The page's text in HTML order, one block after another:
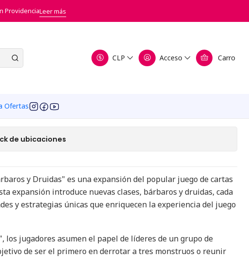
CLP Acceso Carro
Ofertas
ProvidenciaLeer más
y Druidas
- Bárbaros y Druidas
la lista de favoritos
de ubicaciones
y Druidas" es una expansión del popular juego de cartas
expansión introduce nuevas clases, bárbaros y druidas, cada
y estrategias únicas que enriquecen la experiencia del juego
los jugadores asumen el papel de líderes de un grupo de
de ser el primero en derrotar a tres monstruos o reunir